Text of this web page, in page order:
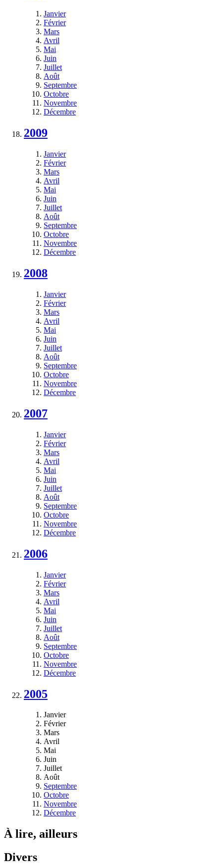
Janvier
Février
Mars
Avril
Mai
Juin
Juillet
Août
Septembre
Octobre
Novembre
Décembre
2009
Janvier
Février
Mars
Avril
Mai
Juin
Juillet
Août
Septembre
Octobre
Novembre
Décembre
2008
Janvier
Février
Mars
Avril
Mai
Juin
Juillet
Août
Septembre
Octobre
Novembre
Décembre
2007
Janvier
Février
Mars
Avril
Mai
Juin
Juillet
Août
Septembre
Octobre
Novembre
Décembre
2006
Janvier
Février
Mars
Avril
Mai
Juin
Juillet
Août
Septembre
Octobre
Novembre
Décembre
2005
Janvier
Février
Mars
Avril
Mai
Juin
Juillet
Août
Septembre
Octobre
Novembre
Décembre
À lire, ailleurs
Divers